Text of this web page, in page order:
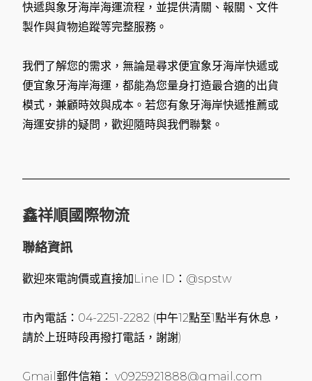
快遞與象牙海岸海運流程，並提供清關、報關、文件
製作與貨物追蹤等完整服務。
我們了解您的需求，無論是尋求便宜象牙海岸快遞或
便宜象牙海岸海運，都能為您量身打造最合適的出貨
模式，兼顧時效與成本。若您有象牙海岸快遞推薦或
海運安排的疑問，歡迎隨時與我們聯繫。
鑫祥順國際物流
聯絡資訊
歡迎來電詢價或直接加Line ID：@spstw
市內電話：04-2251-2282 (中午12點至1點半有休息，
請於上班時段再撥打電話，謝謝)
Gmail郵件信箱： v0925921888@gmail.com